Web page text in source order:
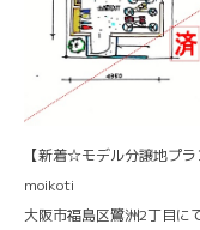
【新着☆モデル分譲地プラ
moikoti
大阪市福島区鷺洲2丁目に